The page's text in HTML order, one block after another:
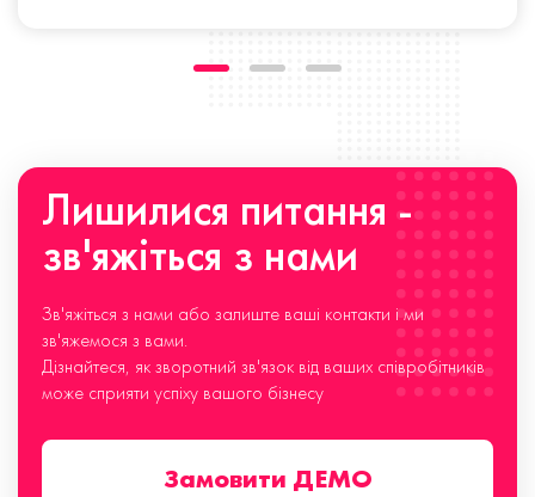
Лишилися питання -
зв'яжіться з нами
Зв'яжіться з нами або залиште ваші контакти і ми
зв'яжемося з вами.
Дізнайтеся, як зворотний зв'язок від ваших співробітників
може сприяти успіху вашого бізнесу
Замовити ДЕМО